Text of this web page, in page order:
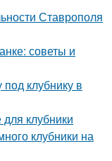
Ставрополя
советы и
под клубнику в
клубники
клубники на